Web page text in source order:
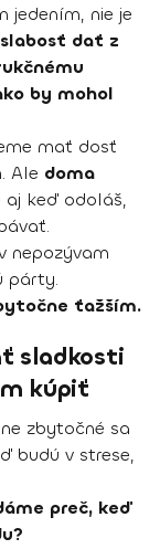
jedením, nie je
dať z
by mohol
mať dosť
Ale doma
aj keď odoláš,
nepozývam
párty.
ťažším.
sladkosti
kúpiť
zbytočné sa
budú v strese,
preč, keď